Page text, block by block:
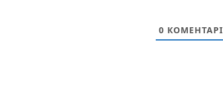
0 КОМЕНТАРІ